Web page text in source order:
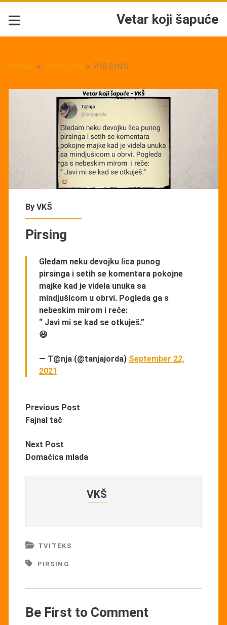
Vetar koji šapuće
> > PIRSING
By VKŠ
Pirsing
Gledam neku devojku lica punog
pirsinga i setih se komentara pokojne
majke kad je videla unuka sa
mindjušicom u obrvi. Pogleda ga s
nebeskim mirom i reče:
“ Javi mi se kad se otkuješ.”
😆
— T@nja (@tanjajorda) September 22,
2021
Previous Post
Fajnal tač
Next Post
Domaćica mlada
VKŠ
TVITEKS
PIRSING
Be First to Comment